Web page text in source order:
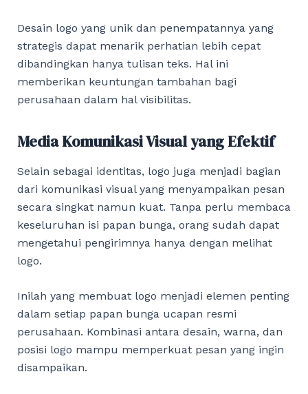
Desain logo yang unik dan penempatannya yang
strategis dapat menarik perhatian lebih cepat
dibandingkan hanya tulisan teks. Hal ini
memberikan keuntungan tambahan bagi
perusahaan dalam hal visibilitas.
Media Komunikasi Visual yang Efektif
Selain sebagai identitas, logo juga menjadi bagian
dari komunikasi visual yang menyampaikan pesan
secara singkat namun kuat. Tanpa perlu membaca
keseluruhan isi papan bunga, orang sudah dapat
mengetahui pengirimnya hanya dengan melihat
logo.
Inilah yang membuat logo menjadi elemen penting
dalam setiap papan bunga ucapan resmi
perusahaan. Kombinasi antara desain, warna, dan
posisi logo mampu memperkuat pesan yang ingin
disampaikan.